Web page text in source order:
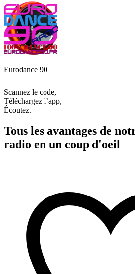
Eurodance 90
Scannez le code,
Téléchargez l’app,
Écoutez.
Tous les avantages de
radio en un coup d'oeil